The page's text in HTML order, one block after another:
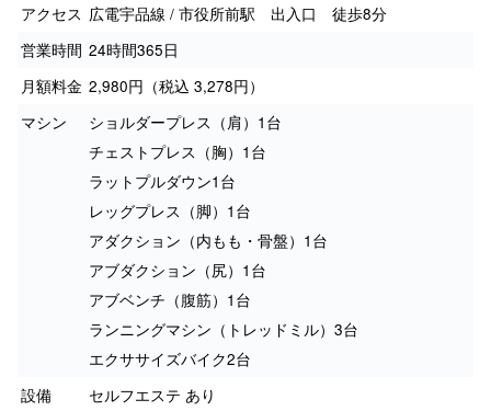
アクセス 広電宇品線 / 市役所前駅 出入口 徒歩8分
営業時間 24時間365日
月額料金 2,980円（税込 3,278円）
マシン
ショルダープレス（肩）1台
チェストプレス（胸）1台
ラットプルダウン1台
レッグプレス（脚）1台
アダクション（内もも・骨盤）1台
アブダクション（尻）1台
アブベンチ（腹筋）1台
ランニングマシン（トレッドミル）3台
エクササイズバイク2台
設備
セルフエステ あり